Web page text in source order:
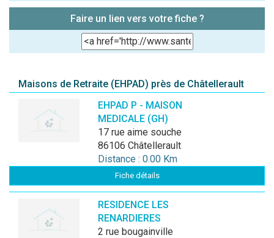
Faire un lien vers votre fiche ?
Maisons de Retraite (EHPAD) près de Châtellerault
EHPAD P - MAISON
MEDICALE (GH)
17 rue aime souche
86106 Châtellerault
Distance : 0.00 Km
Fiche détails
RESIDENCE LES
RENARDIERES
2 rue bougainville